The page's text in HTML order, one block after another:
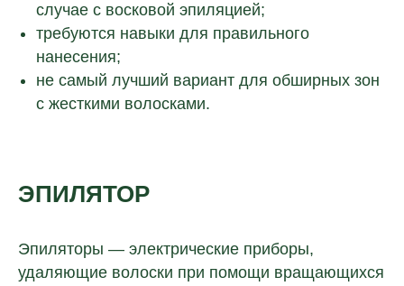
случае с восковой эпиляцией;
требуются навыки для правильного
нанесения;
не самый лучший вариант для обширных зон
с жесткими волосками.
ЭПИЛЯТОР
Эпиляторы — электрические приборы,
удаляющие волоски при помощи вращающихся